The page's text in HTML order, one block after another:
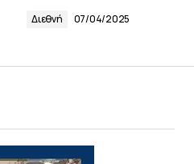
Διεθνή 07/04/2025